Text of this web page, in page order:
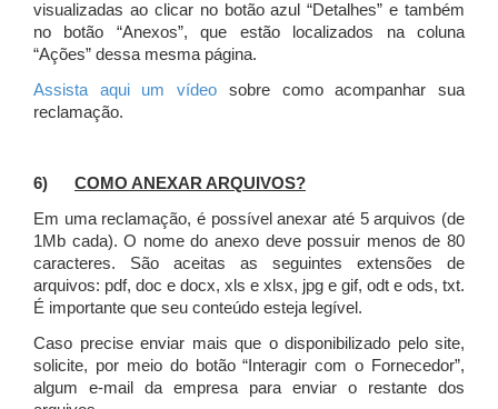
visualizadas ao clicar no botão azul “Detalhes” e também
no botão “Anexos”, que estão localizados na coluna
“Ações” dessa mesma página.
Assista aqui um vídeo sobre como acompanhar sua
reclamação.
6) COMO ANEXAR ARQUIVOS?
Em uma reclamação, é possível anexar até 5 arquivos (de
1Mb cada). O nome do anexo deve possuir menos de 80
caracteres. São aceitas as seguintes extensões de
arquivos: pdf, doc e docx, xls e xlsx, jpg e gif, odt e ods, txt.
É importante que seu conteúdo esteja legível.
Caso precise enviar mais que o disponibilizado pelo site,
solicite, por meio do botão “Interagir com o Fornecedor”,
algum e-mail da empresa para enviar o restante dos